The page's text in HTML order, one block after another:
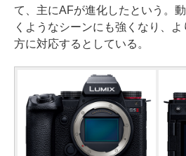
て、主にAFが進化したという。
くようなシーンにも強くなり、
方に対応するとしている。